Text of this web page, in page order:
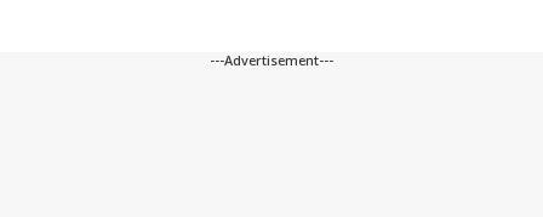
---Advertisement---